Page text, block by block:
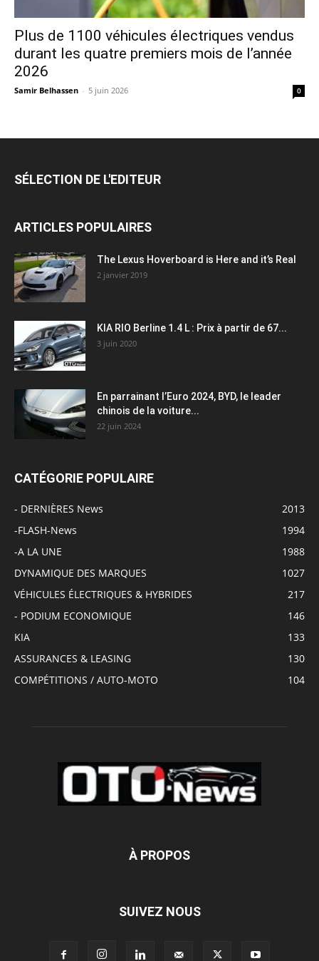
Plus de 1100 véhicules électriques vendus
durant les quatre premiers mois de l’année
2026
Samir Belhassen - 5 juin 2026 0
SÉLECTION DE L'EDITEUR
ARTICLES POPULAIRES
The Lexus Hoverboard is Here and it’s Real
2 janvier 2019
KIA RIO Berline 1.4 L : Prix à partir de 67...
3 juin 2020
En parrainant l’Euro 2024, BYD, le leader
chinois de la voiture...
22 juin 2024
CATÉGORIE POPULAIRE
- DERNIÈRES News
2013
-FLASH-News
1994
-A LA UNE
1988
DYNAMIQUE DES MARQUES
1027
VÉHICULES ÉLECTRIQUES & HYBRIDES
217
- PODIUM ECONOMIQUE
146
KIA
133
ASSURANCES & LEASING
130
COMPÉTITIONS / AUTO-MOTO
104
À PROPOS
SUIVEZ NOUS